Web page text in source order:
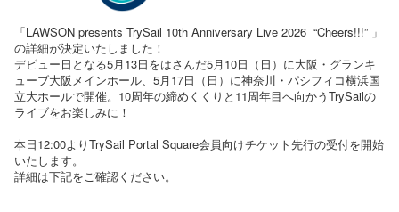
「LAWSON presents TrySail 10th Anniversary Live 2026 “Cheers!!!” 」
の詳細が決定いたしました！
デビュー日となる5月13日をはさんだ5月10日（日）に大阪・グランキ
ューブ大阪メインホール、5月17日（日）に神奈川・パシフィコ横浜国
立大ホールで開催。10周年の締めくくりと11周年目へ向かうTrySailの
ライブをお楽しみに！
本日12:00よりTrySail Portal Square会員向けチケット先行の受付を開始
いたします。
詳細は下記をご確認ください。